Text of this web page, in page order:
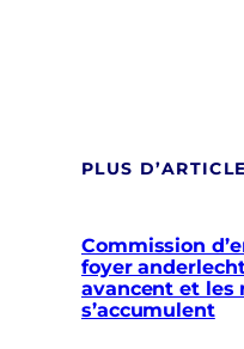
PLUS
Commission
foyer
avancent et les
s’accumulent